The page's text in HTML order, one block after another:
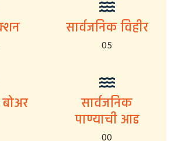
सार्वजनिक विहीर
05
सार्वजनिक
पाण्याची आड
00